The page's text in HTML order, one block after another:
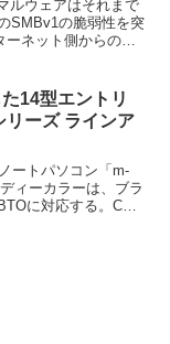
ルウェアはそれまで
SMBv1の脆弱性を突
ーネット側からの無
14型エントリ
ーズ ラインア
ートパソコン「m-
ィーカラーは、ブラ
に対応する。CPU